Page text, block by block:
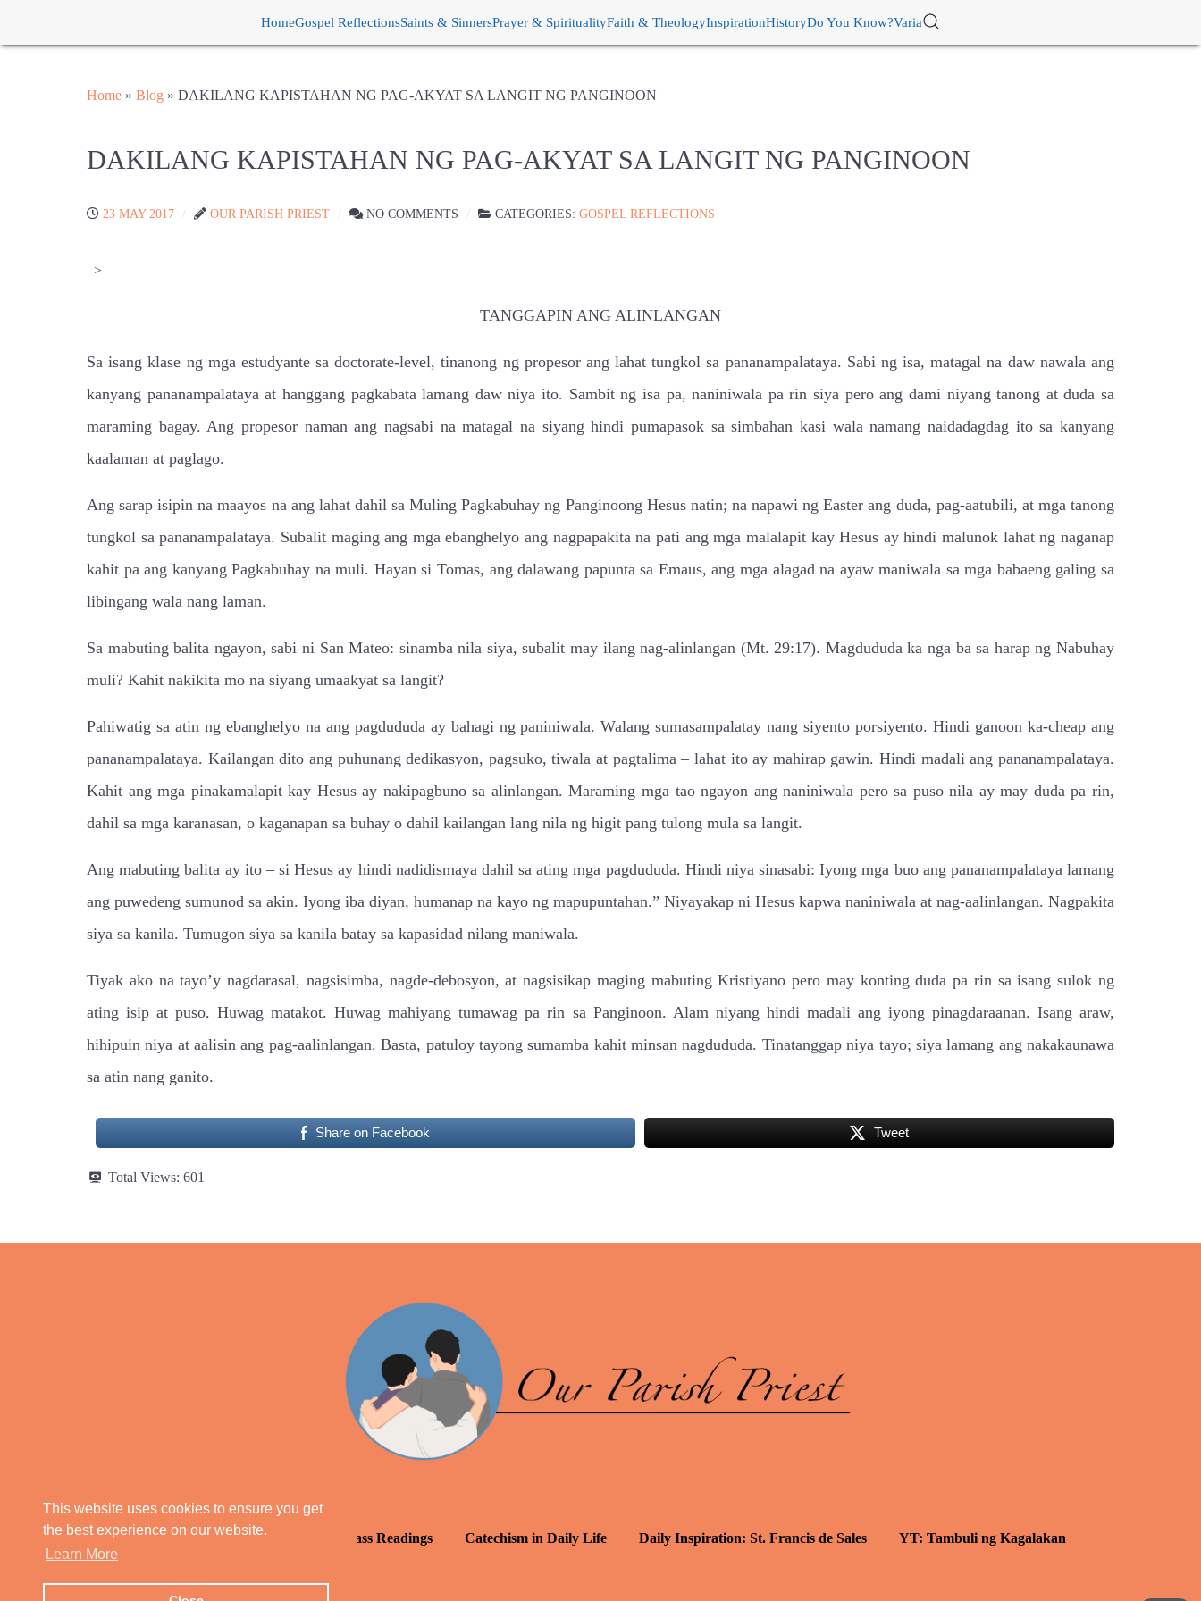
This website uses cookies to ensure you get
the best experience on our website.
Learn More
HomeGospel ReflectionsSaints & SinnersPrayer & SpiritualityFaith & TheologyInspirationHistoryDo You Know?Varia
Home » Blog » DAKILANG KAPISTAHAN NG PAG-AKYAT SA LANGIT NG PANGINOON
DAKILANG KAPISTAHAN NG PAG-AKYAT SA LANGIT NG PANGINOON
23 MAY 2017 OUR PARISH PRIEST NO COMMENTS CATEGORIES: GOSPEL REFLECTIONS
–>
TANGGAPIN ANG ALINLANGAN
Sa isang klase ng mga estudyante sa doctorate-level, tinanong ng propesor ang lahat tungkol sa pananampalataya. Sabi ng isa, matagal na daw nawala ang
kanyang pananampalataya at hanggang pagkabata lamang daw niya ito. Sambit ng isa pa, naniniwala pa rin siya pero ang dami niyang tanong at duda sa
maraming bagay. Ang propesor naman ang nagsabi na matagal na siyang hindi pumapasok sa simbahan kasi wala namang naidadagdag ito sa kanyang
kaalaman at paglago.
Ang sarap isipin na maayos na ang lahat dahil sa Muling Pagkabuhay ng Panginoong Hesus natin; na napawi ng Easter ang duda, pag-aatubili, at mga tanong
tungkol sa pananampalataya. Subalit maging ang mga ebanghelyo ang nagpapakita na pati ang mga malalapit kay Hesus ay hindi malunok lahat ng naganap
kahit pa ang kanyang Pagkabuhay na muli. Hayan si Tomas, ang dalawang papunta sa Emaus, ang mga alagad na ayaw maniwala sa mga babaeng galing sa
libingang wala nang laman.
Sa mabuting balita ngayon, sabi ni San Mateo: sinamba nila siya, subalit may ilang nag-alinlangan (Mt. 29:17). Magdududa ka nga ba sa harap ng Nabuhay
muli? Kahit nakikita mo na siyang umaakyat sa langit?
Pahiwatig sa atin ng ebanghelyo na ang pagdududa ay bahagi ng paniniwala. Walang sumasampalatay nang siyento porsiyento. Hindi ganoon ka-cheap ang
pananampalataya. Kailangan dito ang puhunang dedikasyon, pagsuko, tiwala at pagtalima – lahat ito ay mahirap gawin. Hindi madali ang pananampalataya.
Kahit ang mga pinakamalapit kay Hesus ay nakipagbuno sa alinlangan. Maraming mga tao ngayon ang naniniwala pero sa puso nila ay may duda pa rin,
dahil sa mga karanasan, o kaganapan sa buhay o dahil kailangan lang nila ng higit pang tulong mula sa langit.
Ang mabuting balita ay ito – si Hesus ay hindi nadidismaya dahil sa ating mga pagdududa. Hindi niya sinasabi: Iyong mga buo ang pananampalataya lamang
ang puwedeng sumunod sa akin. Iyong iba diyan, humanap na kayo ng mapupuntahan.” Niyayakap ni Hesus kapwa naniniwala at nag-aalinlangan. Nagpakita
siya sa kanila. Tumugon siya sa kanila batay sa kapasidad nilang maniwala.
Tiyak ako na tayo’y nagdarasal, nagsisimba, nagde-debosyon, at nagsisikap maging mabuting Kristiyano pero may konting duda pa rin sa isang sulok ng
ating isip at puso. Huwag matakot. Huwag mahiyang tumawag pa rin sa Panginoon. Alam niyang hindi madali ang iyong pinagdaraanan. Isang araw,
hihipuin niya at aalisin ang pag-aalinlangan. Basta, patuloy tayong sumamba kahit minsan nagdududa. Tinatanggap niya tayo; siya lamang ang nakakaunawa
sa atin nang ganito.
Share on Facebook Tweet
Total Views: 601
Our Parish Priest Blog Daily Mass Readings Catechism in Daily Life Daily Inspiration: St. Francis de Sales YT: Tambuli ng Kagalakan